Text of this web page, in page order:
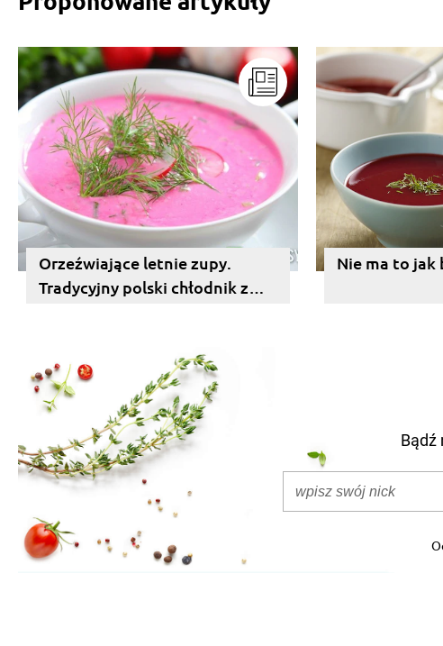
Orzeźwiające letnie zupy.
Tradycyjny polski chłodnik z
Nie ma to jak
Bądź